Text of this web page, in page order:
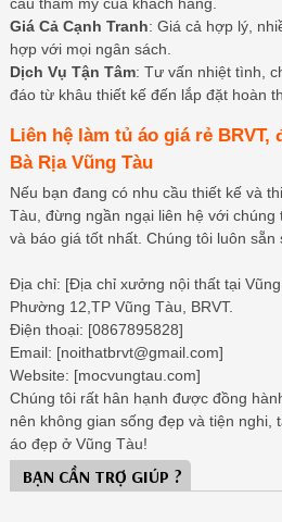
cầu thẩm mỹ của khách hàng.
Giá Cả Cạnh Tranh: Giá cả hợp lý,
hợp với mọi ngân sách.
Dịch Vụ Tận Tâm: Tư vấn nhiệt tình,
đáo từ khâu thiết kế đến lắp đặt hoàn
Liên hệ làm tủ áo giá rẻ BRVT,
Bà Rịa Vũng Tàu
Nếu bạn đang có nhu cầu thiết kế và
Tàu, đừng ngần ngại liên hệ với
và báo giá tốt nhất. Chúng tôi luôn sẵn
Địa chỉ: [Địa chỉ xưởng nội thất tại
Phường 12,TP Vũng Tàu, BRVT.
Điện thoại: [0867895828]
Email: [noithatbrvt@gmail.com]
Website: [mocvungtau.com]
Chúng tôi rất hân hạnh được đồng
nên không gian sống đẹp và tiện nghi,
áo đẹp ở Vũng Tàu!
BẠN CẦN TRỢ GIÚP ?